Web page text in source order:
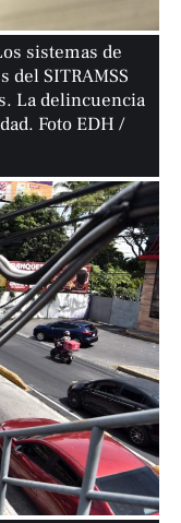
sistemas de
del SITRAMSS
La delincuencia
Foto EDH /